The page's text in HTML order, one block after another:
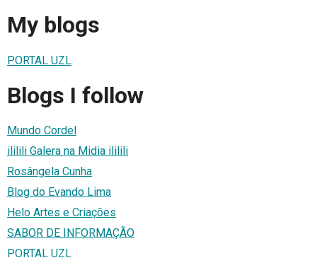
My blogs
PORTAL UZL
Blogs I follow
Mundo Cordel
ililili Galera na Midia ililili
Rosângela Cunha
Blog do Evando Lima
Helo Artes e Criações
SABOR DE INFORMAÇÃO
PORTAL UZL